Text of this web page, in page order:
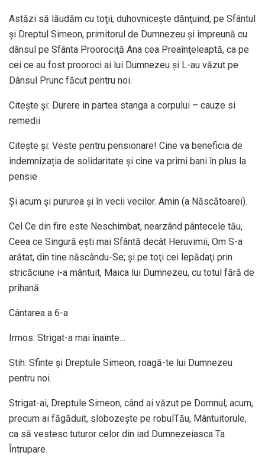
Astăzi să lăudăm cu toţii, duhovniceşte dănţuind, pe Sfântul
şi Dreptul Simeon, primitorul de Dumnezeu şi împreună cu
dânsul pe Sfânta Proorociţă Ana cea Preaînţeleaptă, ca pe
cei ce au fost prooroci ai lui Dumnezeu şi L-au văzut pe
Dânsul Prunc făcut pentru noi.
Citește și: Durere in partea stanga a corpului – cauze si
remedii
Citește și: Veste pentru pensionare! Cine va beneficia de
indemnizația de solidaritate și cine va primi bani în plus la
pensie
Şi acum şi pururea şi în vecii vecilor. Amin (a Născătoarei).
Cel Ce din fire este Neschimbat, nearzând pântecele tău,
Ceea ce Singură eşti mai Sfântă decât Heruvimii, Om S-a
arătat, din tine născându-Se; şi pe toţi cei lepădaţi prin
stricăciune i-a mântuit, Maica lui Dumnezeu, cu totul fără de
prihană.
Cântarea a 6-a
Irmos: Strigat-a mai înainte…
Stih: Sfinte şi Dreptule Simeon, roagă-te lui Dumnezeu
pentru noi.
Strigat-ai, Dreptule Simeon, când ai văzut pe Domnul; acum,
precum ai făgăduit, slobozeşte pe robulTău, Mântuitorule,
ca să vestesc tuturor celor din iad Dumnezeiasca Ta
Întrupare.